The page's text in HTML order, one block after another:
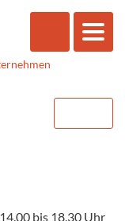
bis 18.30 Uhr